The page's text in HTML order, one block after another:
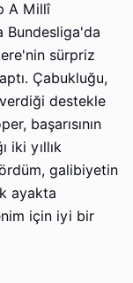
A Millî
Bundesliga'da
sürpriz
Çabukluğu,
verdiği destekle
başarısının
iki yıllık
galibiyetin
ayakta
için iyi bir